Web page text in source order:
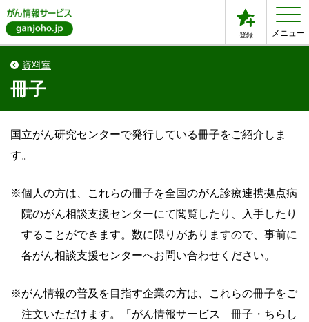
登録 メニュー
資料室
冊子
国立がん研究センターで発行している冊子をご紹介しま
す。
※個人の方は、これらの冊子を全国のがん診療連携拠点病
院のがん相談支援センターにて閲覧したり、入手したり
することができます。数に限りがありますので、事前に
各がん相談支援センターへお問い合わせください。
※がん情報の普及を目指す企業の方は、これらの冊子をご
注文いただけます。「 がん情報サービス 冊子・ちらし